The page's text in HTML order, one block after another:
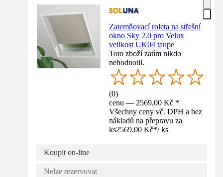
Zatemňovací roleta na střešní
okno Sky 2.0 pro Velux
velikost UK04 taupe
Toto zboží zatím nikdo
nehodnotil.
(0)
cenu — 2569,00 Kč *
Všechny ceny vč. DPH a bez
nákladů na přepravu za
ks2569,00 Kč*/ ks
Koupit on-line
Nelze rezervovat